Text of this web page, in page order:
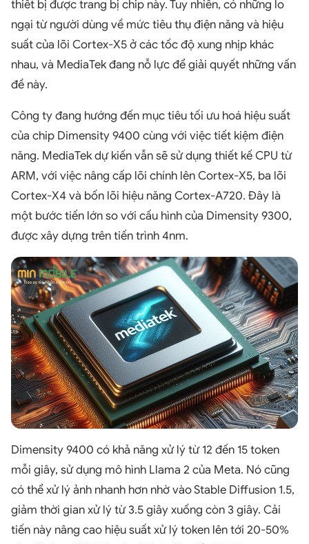
thiết bị được trang bị chip này. Tuy nhiên, có những lo
ngại từ người dùng về mức tiêu thụ điện năng và hiệu
suất của lõi Cortex-X5 ở các tốc độ xung nhịp khác
nhau, và MediaTek đang nỗ lực để giải quyết những vấn
đề này.
Công ty đang hướng đến mục tiêu tối ưu hoá hiệu suất
của chip Dimensity 9400 cùng với việc tiết kiệm điện
năng. MediaTek dự kiến vẫn sẽ sử dụng thiết kế CPU từ
ARM, với việc nâng cấp lõi chính lên Cortex-X5, ba lõi
Cortex-X4 và bốn lõi hiệu năng Cortex-A720. Đây là
một bước tiến lớn so với cấu hình của Dimensity 9300,
được xây dựng trên tiến trình 4nm.
Dimensity 9400 có khả năng xử lý từ 12 đến 15 token
mỗi giây, sử dụng mô hình Llama 2 của Meta. Nó cũng
có thể xử lý ảnh nhanh hơn nhờ vào Stable Diffusion 1.5,
giảm thời gian xử lý từ 3.5 giây xuống còn 3 giây. Cải
tiến này nâng cao hiệu suất xử lý token lên tới 20-50%